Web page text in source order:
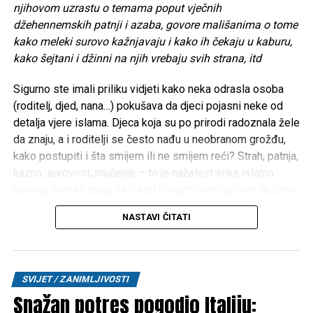
POVEZANE TEME: BENJAMIN NETANYAHU
DONALD TRUMP
GAZA
HOTEL IZRAEL WALL STREET JOURNAL
UP NEXT
Novo pravilo u Austriji: Visoke kazne za vozače koji
DON'T MISS
Temu i Shein narušavaju i tržišnu ravnotežu EU, paketi
manji od 300 KM će se uskoro cariniti?!
njihovom uzrastu o temama poput vječnih
džehennemskih patnji i azaba, govore mališanima o tome
kako meleki surovo kažnjavaju i kako ih čekaju u kaburu,
kako šejtani i džinni na njih vrebaju svih strana, itd
Sigurno ste imali priliku vidjeti kako neka odrasla osoba
(roditelj, djed, nana…) pokušava da djeci pojasni neke od
detalja vjere islama. Djeca koja su po prirodi radoznala žele
da znaju, a i roditelji se često nađu u neobranom grožđu,
kako postupiti i šta smijem ili ne smijem reći? Strah, patnja,
kazna, surovost, mučenje – to je nažalost slika islama
Iz iskustva poznajem roditelje koji su djecu na takav način
doslovno istraumirali. Možda zvuči čudno, ali pojedini
patnji i azaba, govore mališanima o tome kako meleki
surovo kažnjavaju i kako ih čekaju u kaburu, kako šejtani i
džinni na njih vrebaju svih strana, itd.
NASTAVI ČITATI
SVIJET / ZANIMLJIVOSTI
Snažan potres pogodio Italiju: